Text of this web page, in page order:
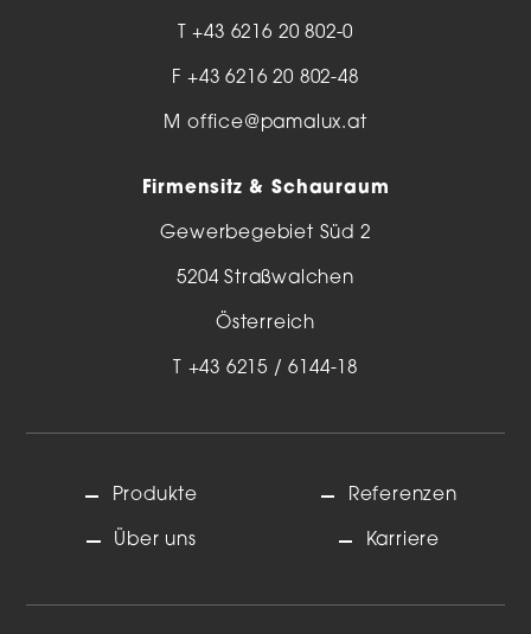
T+43 6216 20 802-0
F +43 6216 20 802-48
M office@pamalux.at
Firmensitz & Schauraum
Gewerbegebiet Süd 2
5204 Straßwalchen
Österreich
T +43 6215 / 6144-18
Produkte
Über uns
Referenzen
Karriere